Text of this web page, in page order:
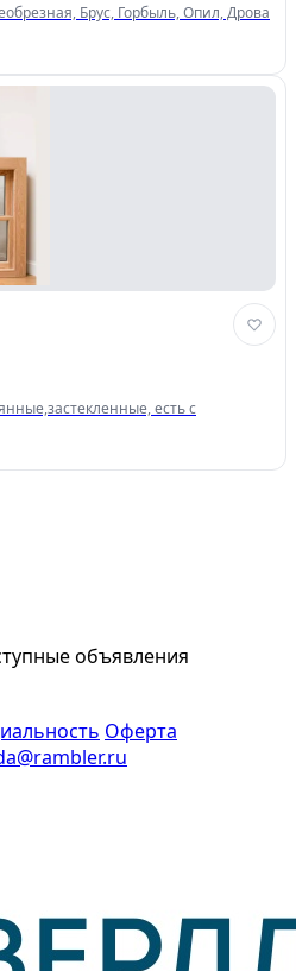
отслеживайте
сообщения
Брус, Горбыль, Опил, Дрова
есть с
объявления
Оферта